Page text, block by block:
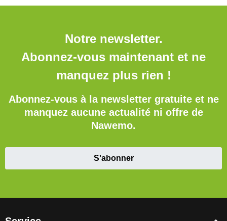
Notre newsletter.
Abonnez-vous maintenant et ne
manquez plus rien !
Abonnez-vous à la newsletter gratuite et ne
manquez aucune actualité ni offre de
Nawemo.
S'abonner